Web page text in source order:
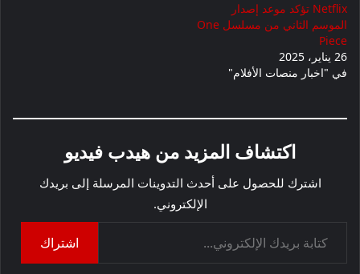
Netflix تؤكد موعد إصدار
الموسم الثاني من مسلسل One
Piece
26 يناير، 2025
في "اخبار منصات الأفلام"
اكتشاف المزيد من هيدب فيديو
اشترك للحصول على أحدث التدوينات المرسلة إلى بريدك
الإلكتروني.
اشتراك